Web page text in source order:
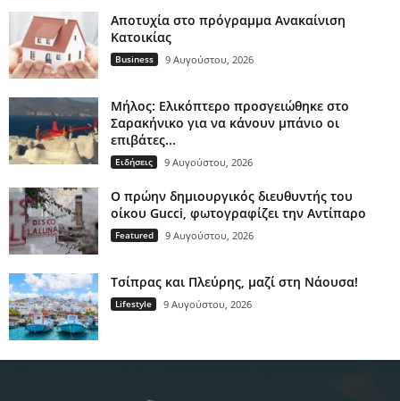
Αποτυχία στο πρόγραμμα Ανακαίνιση
Κατοικίας
Business 9 Αυγούστου, 2026
Μήλος: Ελικόπτερο προσγειώθηκε στο
Σαρακήνικο για να κάνουν μπάνιο οι
επιβάτες...
Ειδήσεις 9 Αυγούστου, 2026
Ο πρώην δημιουργικός διευθυντής του
οίκου Gucci, φωτογραφίζει την Αντίπαρο
Featured 9 Αυγούστου, 2026
Τσίπρας και Πλεύρης, μαζί στη Νάουσα!
Lifestyle 9 Αυγούστου, 2026